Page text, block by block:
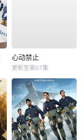
心动禁止
更新至第07集